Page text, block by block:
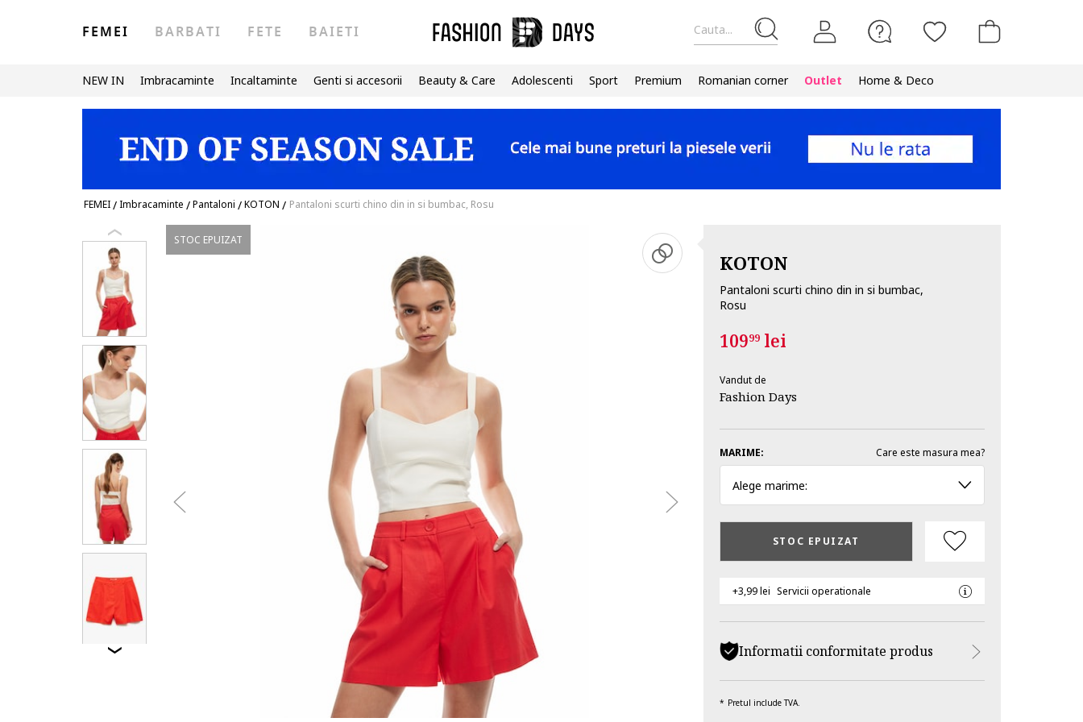
Cauta...
FEMEI BARBATI FETE BAIETI
NEW IN Imbracaminte Incaltaminte Genti si accesorii Beauty & Care Adolescenti Sport Premium Romanian corner Outlet Home & Deco
FEMEI/Imbracaminte /Pantaloni /KOTON / Pantaloni scurti chino din in si bumbac, Rosu
STOC EPUIZAT
KOTON
Pantaloni scurti chino din in si bumbac,
Rosu
10999lei
Vandut de
Fashion Days
MARIME: Care este masura mea?
Alege marime:
STOC EPUIZAT
+3,99 lei Servicii operationale
Informatii conformitate produs
Pretul include TVA.